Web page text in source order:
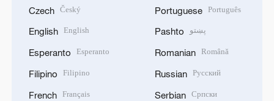
Czech Český
English English
Esperanto Esperanto
Filipino Filipino
French Français
Portuguese Português
Pashto پښتو
Romanian Română
Russian Русский
Serbian Српски